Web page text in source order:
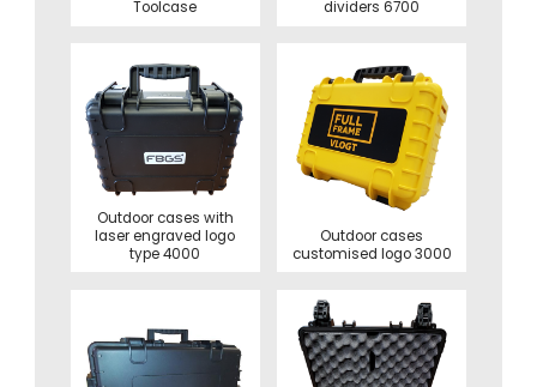
Toolcase
dividers 6700
Outdoor cases with
laser engraved logo
type 4000
Outdoor cases
customised logo 3000